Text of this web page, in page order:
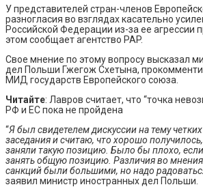
У представителей стран-членов
разногласия во взглядах касательно
Российской Федерации из-за ее агрессии
этом сообщает агентство PAP.
Свое мнение по этому вопросу высказал
дел Польши Гжегож Схетына,
МИД государств Европейского союза.
Читайте: Лавров считает, что “точка
РФ и ЕС пока не пройдена
“Я был свидетелем дискуссии на тему
заседания и считаю, что хорошо
заняли такую позицию. Было бы плохо,
занять общую позицию. Различия во
санкций были большими, но надо
заявил министр иностранных дел Польши.